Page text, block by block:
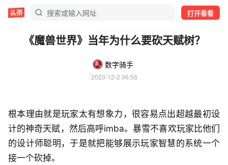
打开看看
《魔兽世界》当年为什么要砍天赋树？
数字骑手
2023-12-2 06:56
根本理由就是玩家太有想象力，很容易点出超越最初设
计的神奇天赋，然后高呼imba。暴雪不喜欢玩家比他们
的设计师聪明，于是就把能够展示玩家智慧的系统一个
接一个砍掉。